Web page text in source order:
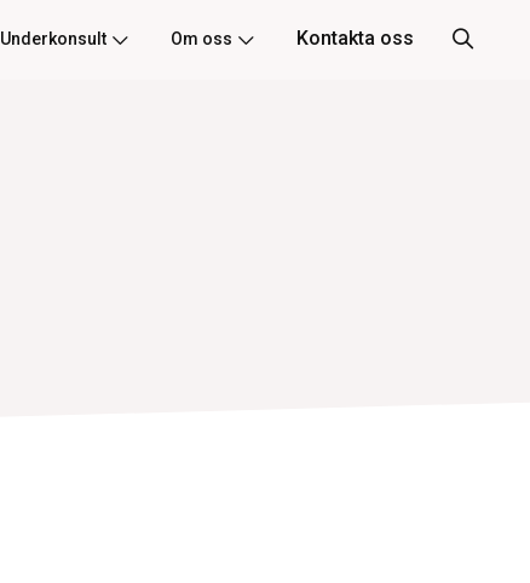
Underkonsult Om oss Kontakta oss